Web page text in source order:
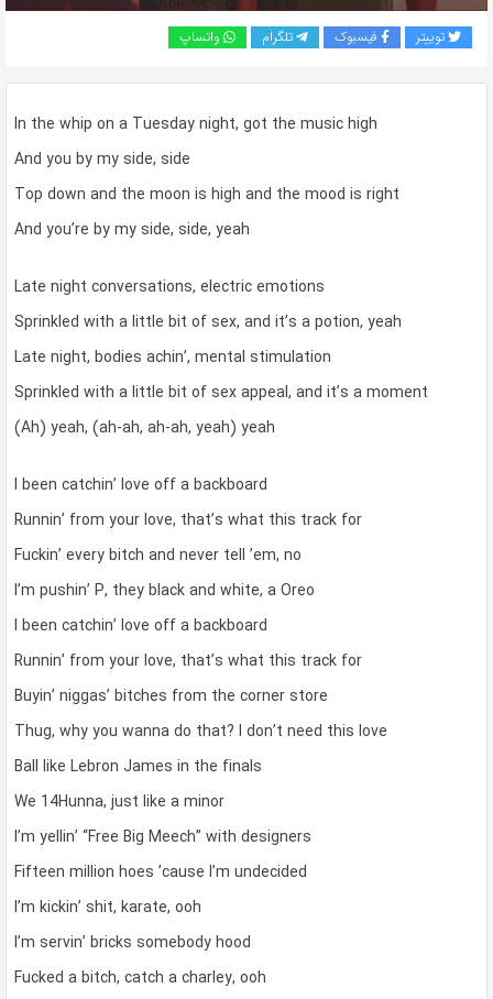
توییتر فیسبوک تلگرام واتساپ
In the whip on a Tuesday night, got the music high
And you by my side, side
Top down and the moon is high and the mood is right
And you’re by my side, side, yeah
Late night conversations, electric emotions
Sprinkled with a little bit of sex, and it’s a potion, yeah
Late night, bodies achin’, mental stimulation
Sprinkled with a little bit of sex appeal, and it’s a moment
(Ah) yeah, (ah-ah, ah-ah, yeah) yeah
I been catchin’ love off a backboard
Runnin’ from your love, that’s what this track for
Fuckin’ every bitch and never tell ’em, no
I’m pushin’ P, they black and white, a Oreo
I been catchin’ love off a backboard
Runnin’ from your love, that’s what this track for
Buyin’ niggas’ bitches from the corner store
Thug, why you wanna do that? I don’t need this love
Ball like Lebron James in the finals
We 14Hunna, just like a minor
I’m yellin’ “Free Big Meech” with designers
Fifteen million hoes ’cause I’m undecided
I’m kickin’ shit, karate, ooh
I’m servin’ bricks somebody hood
Fucked a bitch, catch a charley, ooh